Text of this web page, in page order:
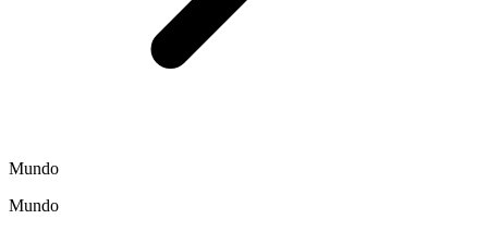
Mundo
Mundo